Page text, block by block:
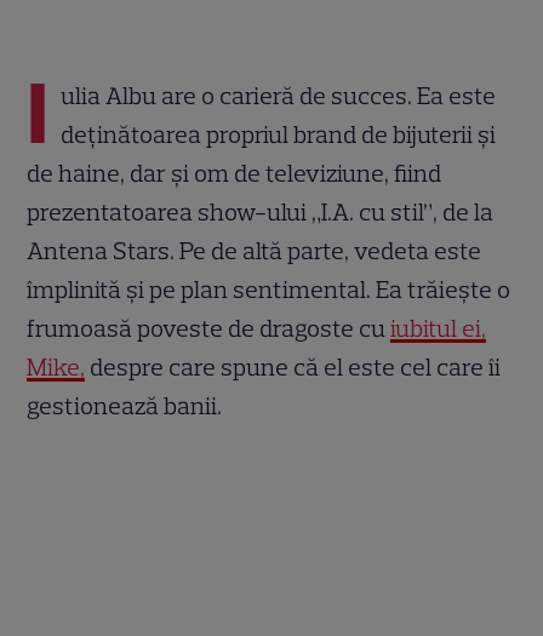
I ulia Albu are o carieră de succes. Ea este
deținătoarea propriul brand de bijuterii și
de haine, dar și om de televiziune, fiind
prezentatoarea show-ului „I.A. cu stil”, de la
Antena Stars. Pe de altă parte, vedeta este
împlinită și pe plan sentimental. Ea trăiește o
frumoasă poveste de dragoste cuiubitul ei,
Mike, despre care spune că el este cel care îi
gestionează banii.